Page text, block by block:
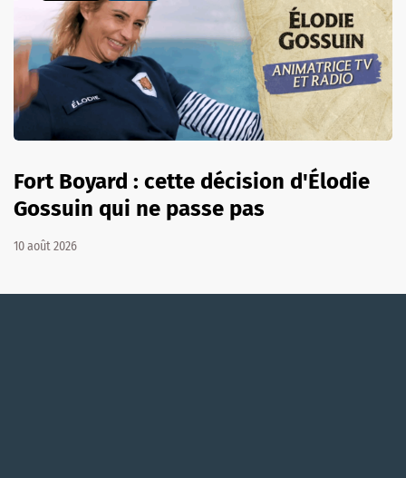
Fort Boyard : cette décision d'Élodie
Gossuin qui ne passe pas
10 août 2026